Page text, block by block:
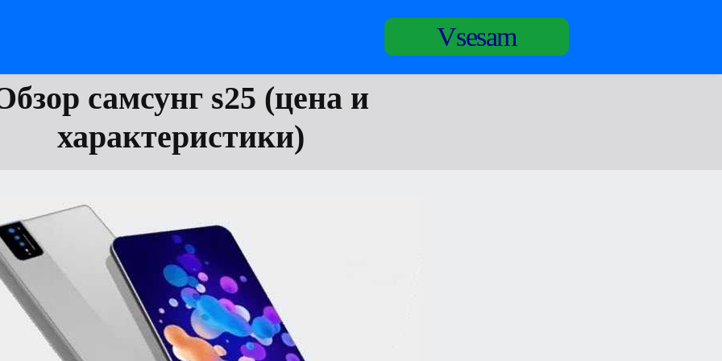
Vsesam
самсунг s25 (цена и
характеристики)